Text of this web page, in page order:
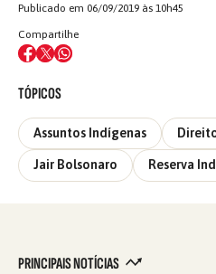
Publicado em 06/09/2019 às 10h45
Compartilhe
TÓPICOS
Assuntos Indígenas
Jair Bolsonaro Reserva
PRINCIPAIS NOTÍCIAS